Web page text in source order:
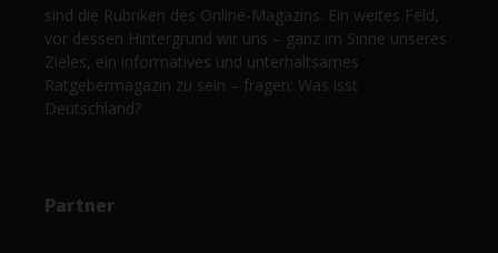
sind die Rubriken des Online-Magazins. Ein weites Feld,
vor dessen Hintergrund wir uns – ganz im Sinne unseres
Zieles, ein informatives und unterhaltsames
Ratgebermagazin zu sein – fragen: Was isst
Deutschland?
Partner